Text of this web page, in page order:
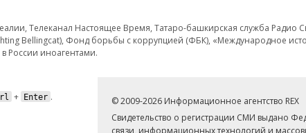
Телеканал Настоящее Время, Татаро-башкирская служба Радио
Bellingcat), Фонд борьбы с коррупцией (ФБК), «Международное
России иноагентами.
+ Enter .
© 2009-2026 Информационное агентство REX
Свидетельство о регистрации СМИ выдано
связи, информационных технологий и